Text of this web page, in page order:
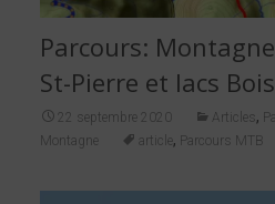
Parcours:
St-Pierre et lacs
22 septembre 2020 Articles ,
Montagne
article , Parcours MTB